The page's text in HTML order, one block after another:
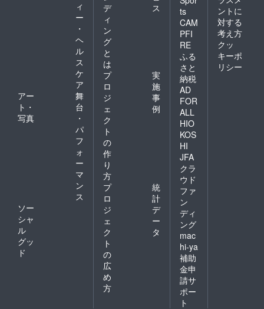
ィ
ー
・
ヘ
ル
ス
ケ
ア
アー
ト・
写真
舞
台
・
パ
フ
ォ
ー
マ
ン
ス
ソー
シャ
ル
グッ
ド
デ
ィ
ン
グ
と
は
ス
プ
ロ
ジ
ェ
ク
ト
の
作
り
方
実
施
事
例
プ
ロ
ジ
ェ
ク
ト
の
広
め
方
統
計
デ
ー
タ
ts
CAM
PFI
RE
ふる
さと
納税
AD
FOR
ALL
HIO
KOS
HI
JFA
クラ
ウド
ファ
ン
ディ
ング
mac
hi-ya
補助
金申
請サ
ポー
ト
ントに
対する
考え方
クッ
キーポ
リシー